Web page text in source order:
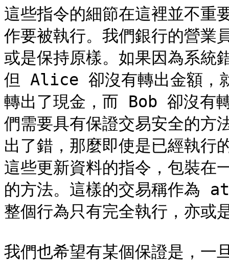
這些指令的細節在這裡並不重
作要被執行。我們銀行的營業
或是保持原樣。如果因為系
但 Alice 卻沒有轉出金額，
轉出了現金，而 Bob 卻沒有
們需要具有保證交易安全的方
出了錯，那麼即使是已經執行
這些更新資料的指令，包裝在
的方法。這樣的交易稱作為
整個行為只有完全執行，亦或
我們也希望有某個保證是，一